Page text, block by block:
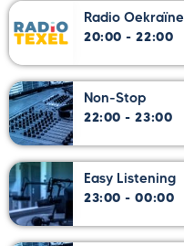
Radio Oekraïne
20:00 - 22:00
Non-Stop
22:00 - 23:00
Easy Listening
23:00 - 00:00